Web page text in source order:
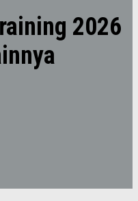
2026